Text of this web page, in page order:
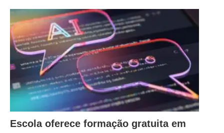
Escola oferece formação gratuita em